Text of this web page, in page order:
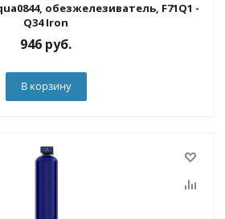
обезжелезиватель, F71Q1 -
Q34 Iron
946 руб.
В корзину